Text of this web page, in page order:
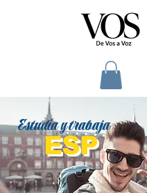
ESP
Estudia y trabaja